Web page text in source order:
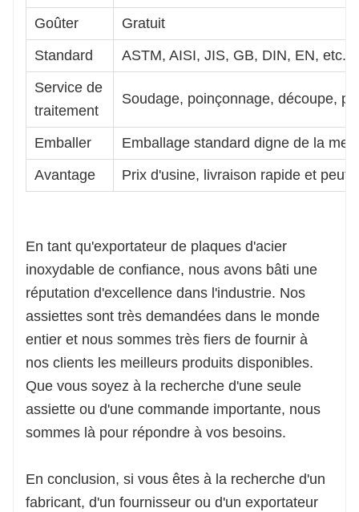
Goûter
Gratuit
Standard
ASTM, AISI, JIS, GB, DIN, EN, etc.
Service de
traitement
Soudage, poinçonnage, découpe,
Emballer
Emballage standard digne de la mer
Avantage
Prix ​​d'usine, livraison rapide et peut
En tant qu'exportateur de plaques d'acier
inoxydable de confiance, nous avons bâti une
réputation d'excellence dans l'industrie. Nos
assiettes sont très demandées dans le monde
entier et nous sommes très fiers de fournir à
nos clients les meilleurs produits disponibles.
Que vous soyez à la recherche d'une seule
assiette ou d'une commande importante, nous
sommes là pour répondre à vos besoins.
En conclusion, si vous êtes à la recherche d'un
fabricant, d'un fournisseur ou d'un exportateur